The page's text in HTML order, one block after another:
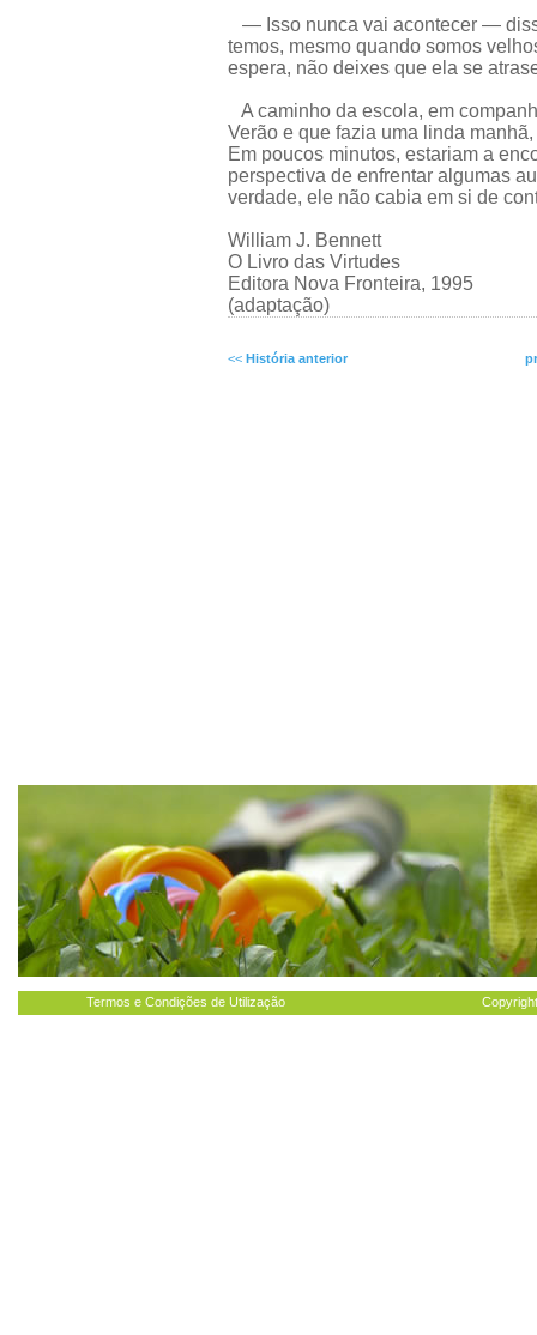
— Isso nunca vai acontecer —
temos, mesmo quando somos
espera, não deixes que ela se
A caminho da escola, em
Verão e que fazia uma linda
Em poucos minutos, estariam a
perspectiva de enfrentar algumas
verdade, ele não cabia em si de
William J. Bennett
O Livro das Virtudes
Editora Nova Fronteira, 1995
(adaptação)
<< História anterior
Termos e Condições de Utilização